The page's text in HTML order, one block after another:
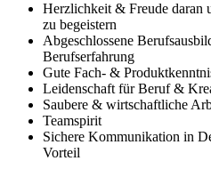
Herzlichkeit & Freude daran
zu begeistern
Abgeschlossene
Berufserfahrung
Gute Fach- &
Leidenschaft für Beruf &
Saubere & wirtschaftliche
Teamspirit
Sichere Kommunikation in
Vorteil